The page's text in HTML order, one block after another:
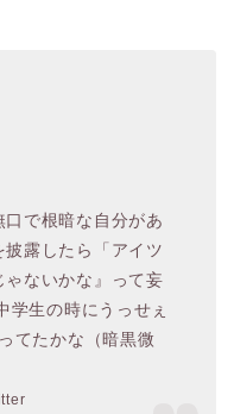
口で根暗な自分があ
露したら「アイツ
ないかな』って妄
学生の時にうっせぇ
てたかな（暗黒微